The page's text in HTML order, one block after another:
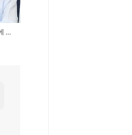
[CEO칼럼] 잡스·임재범에 열광하는 이유